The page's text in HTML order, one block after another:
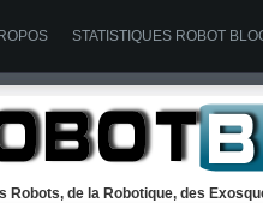
STATISTIQUES ROBOT
Robots, de la Robotique, des